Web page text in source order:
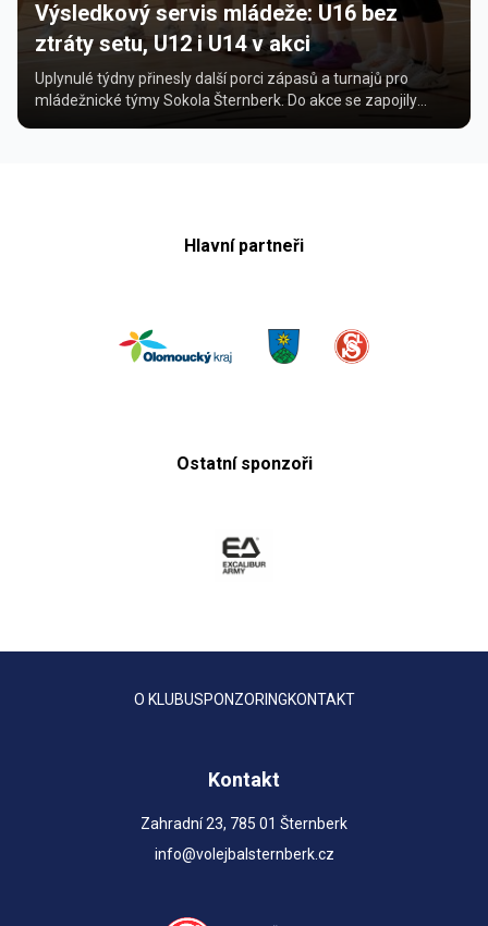
Výsledkový servis mládeže: U16 bez
ztráty setu, U12 i U14 v akci
Uplynulé týdny přinesly další porci zápasů a turnajů pro
mládežnické týmy Sokola Šternberk. Do akce se zapojily
Hlavní partneři
Ostatní sponzoři
O KLUBUSPONZORINGKONTAKT
Kontakt
Zahradní 23, 785 01 Šternberk
info@volejbalsternberk.cz